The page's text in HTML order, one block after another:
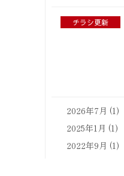
チラシ更新
2026年7月 (1)
2025年1月 (1)
2022年9月 (1)